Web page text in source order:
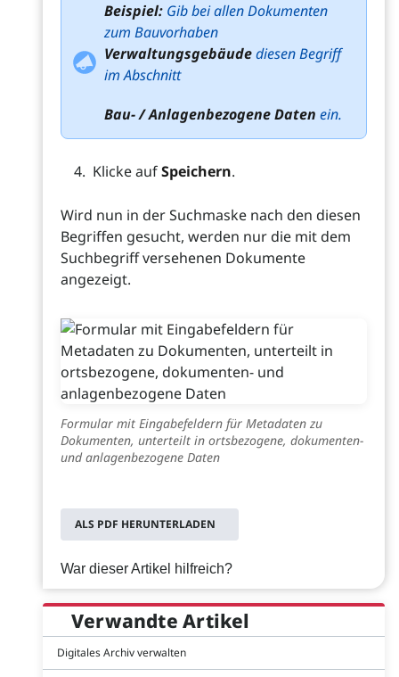
Beispiel: Gib bei allen Dokumenten
zum Bauvorhaben
Verwaltungsgebäudediesen Begriff
im Abschnitt
Bau- / Anlagenbezogene Daten ein.
Klicke aufSpeichern.
Wird nun in der Suchmaske nach den diesen
Begriffen gesucht, werden nur die mit dem
Suchbegriff versehenen Dokumente
angezeigt.
Formular mit Eingabefeldern für Metadaten zu
Dokumenten, unterteilt in ortsbezogene, dokumenten-
und anlagenbezogene Daten
ALS PDF HERUNTERLADEN
War dieser Artikel hilfreich?
Verwandte Artikel
Digitales Archiv verwalten